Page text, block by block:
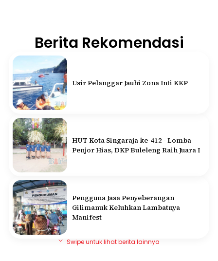
Berita Rekomendasi
Usir Pelanggar Jauhi Zona Inti KKP
HUT Kota Singaraja ke-412 - Lomba
Penjor Hias, DKP Buleleng Raih Juara I
Pengguna Jasa Penyeberangan
Gilimanuk Keluhkan Lambatnya
Manifest
Swipe untuk lihat berita lainnya